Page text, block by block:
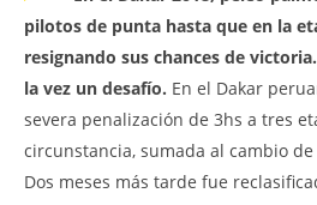
pilotos de punta hasta que en la
resignando sus chances de
la vez un desafío. En el Dakar
severa penalización de 3hs a tres
circunstancia, sumada al cambio
Dos meses más tarde fue